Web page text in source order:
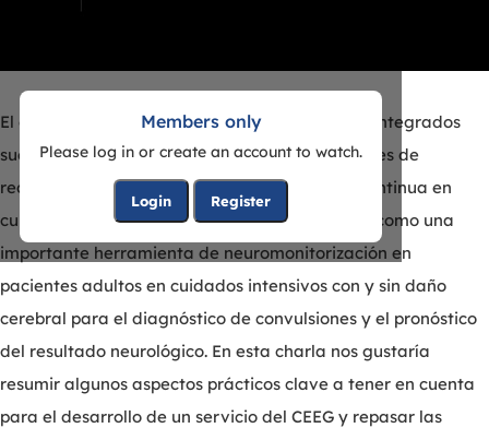
Members only
Please log in or create an account to watch.
Login Register
El establecimiento de nuevos servicios clínicos integrados
suele ser complejo, especialmente en condiciones de
recursos limitados. La electroencefalografía continua en
cuidados intensivos (CEEG) ha sido reconocida como una
importante herramienta de neuromonitorización en
pacientes adultos en cuidados intensivos con y sin daño
cerebral para el diagnóstico de convulsiones y el pronóstico
del resultado neurológico. En esta charla nos gustaría
resumir algunos aspectos prácticos clave a tener en cuenta
para el desarrollo de un servicio del CEEG y repasar las